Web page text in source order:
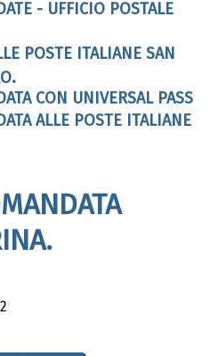
- UFFICIO POSTALE
POSTE ITALIANE SAN
CON UNIVERSAL PASS
ALLE POSTE ITALIANE